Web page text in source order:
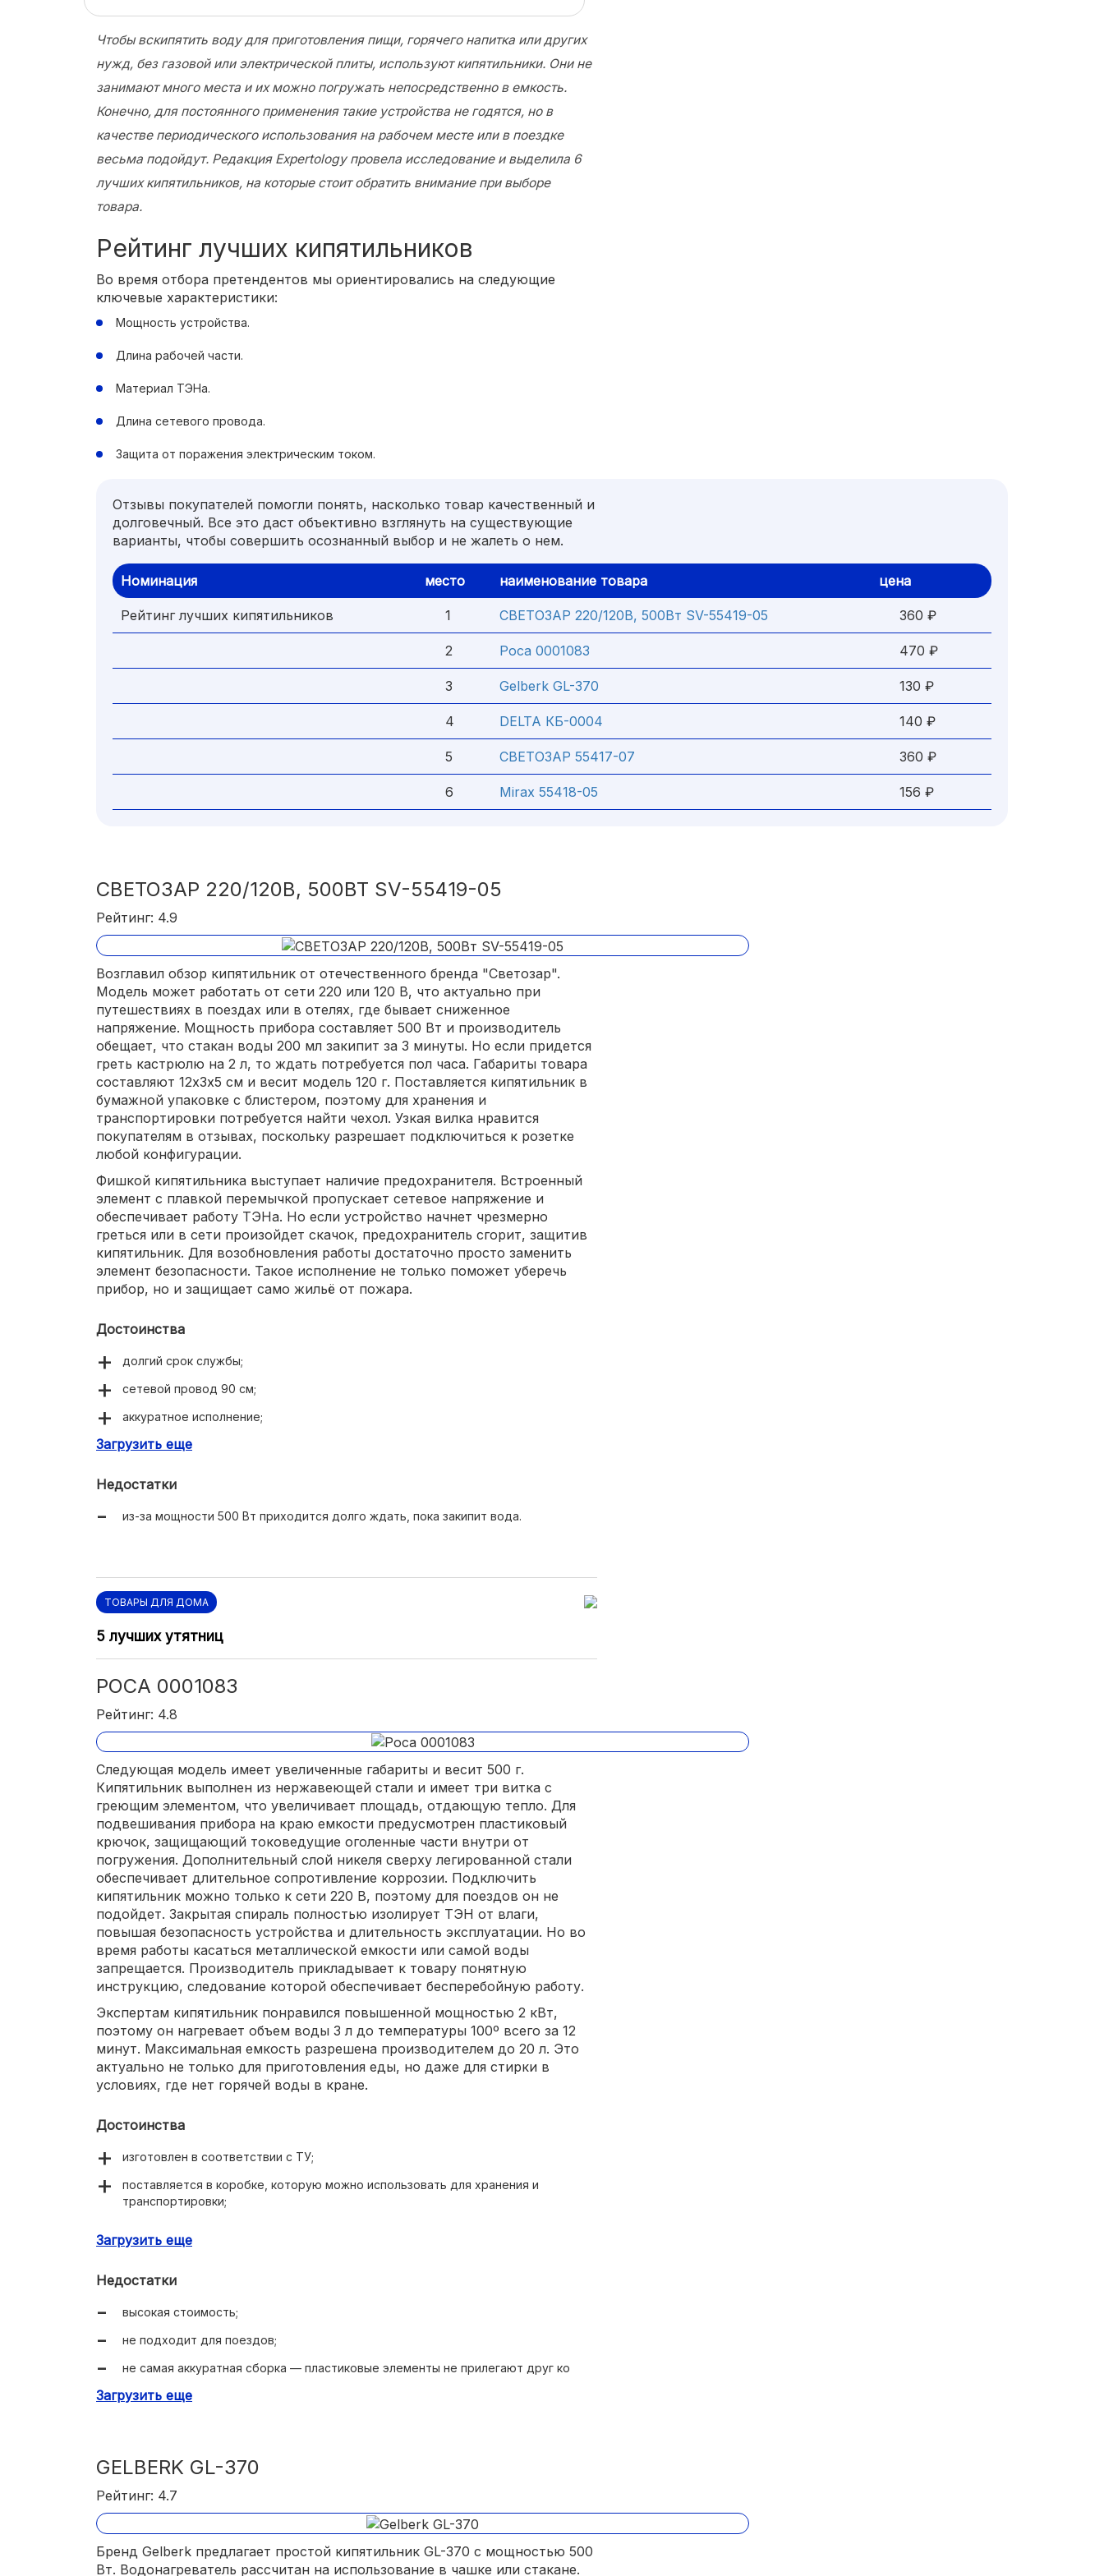
Чтобы вскипятить воду для приготовления пищи, горячего напитка или других
нужд, без газовой или электрической плиты, используют кипятильники. Они не
занимают много места и их можно погружать непосредственно в емкость.
Конечно, для постоянного применения такие устройства не годятся, но в
качестве периодического использования на рабочем месте или в поездке
весьма подойдут. Редакция Expertology провела исследование и выделила 6
лучших кипятильников, на которые стоит обратить внимание при выборе
товара.
Рейтинг лучших кипятильников
Во время отбора претендентов мы ориентировались на следующие
ключевые характеристики:
Мощность устройства.
Длина рабочей части.
Материал ТЭНа.
Длина сетевого провода.
Защита от поражения электрическим током.
Отзывы покупателей помогли понять, насколько товар качественный и
долговечный. Все это даст объективно взглянуть на существующие
варианты, чтобы совершить осознанный выбор и не жалеть о нем.
Номинация место наименование товара цена
Рейтинг лучших кипятильников 1 СВЕТОЗАР 220/120В, 500Вт SV-55419-05 360 ₽
2 Роса 0001083 470 ₽
3 Gelberk GL-370 130 ₽
4 DELTA КБ-0004 140 ₽
5 СВЕТОЗАР 55417-07 360 ₽
6 Mirax 55418-05 156 ₽
СВЕТОЗАР 220/120В, 500ВТ SV-55419-05
Рейтинг: 4.9
Возглавил обзор кипятильник от отечественного бренда "Светозар".
Модель может работать от сети 220 или 120 В, что актуально при
путешествиях в поездах или в отелях, где бывает сниженное
напряжение. Мощность прибора составляет 500 Вт и производитель
обещает, что стакан воды 200 мл закипит за 3 минуты. Но если придется
греть кастрюлю на 2 л, то ждать потребуется пол часа. Габариты товара
составляют 12х3х5 см и весит модель 120 г. Поставляется кипятильник в
бумажной упаковке с блистером, поэтому для хранения и
транспортировки потребуется найти чехол. Узкая вилка нравится
покупателям в отзывах, поскольку разрешает подключиться к розетке
любой конфигурации.
Фишкой кипятильника выступает наличие предохранителя. Встроенный
элемент с плавкой перемычкой пропускает сетевое напряжение и
обеспечивает работу ТЭНа. Но если устройство начнет чрезмерно
греться или в сети произойдет скачок, предохранитель сгорит, защитив
кипятильник. Для возобновления работы достаточно просто заменить
элемент безопасности. Такое исполнение не только поможет уберечь
прибор, но и защищает само жильё от пожара.
Достоинства
долгий срок службы;
сетевой провод 90 см;
аккуратное исполнение;
способен функционировать от напряжения 120 В;
Загрузить еще
Недостатки
из-за мощности 500 Вт приходится долго ждать, пока закипит вода.
ТОВАРЫ ДЛЯ ДОМА
5 лучших утятниц
РОСА 0001083
Рейтинг: 4.8
Следующая модель имеет увеличенные габариты и весит 500 г.
Кипятильник выполнен из нержавеющей стали и имеет три витка с
греющим элементом, что увеличивает площадь, отдающую тепло. Для
подвешивания прибора на краю емкости предусмотрен пластиковый
крючок, защищающий токоведущие оголенные части внутри от
погружения. Дополнительный слой никеля сверху легированной стали
обеспечивает длительное сопротивление коррозии. Подключить
кипятильник можно только к сети 220 В, поэтому для поездов он не
подойдет. Закрытая спираль полностью изолирует ТЭН от влаги,
повышая безопасность устройства и длительность эксплуатации. Но во
время работы касаться металлической емкости или самой воды
запрещается. Производитель прикладывает к товару понятную
инструкцию, следование которой обеспечивает бесперебойную работу.
Экспертам кипятильник понравился повышенной мощностью 2 кВт,
поэтому он нагревает объем воды 3 л до температуры 100º всего за 12
минут. Максимальная емкость разрешена производителем до 20 л. Это
актуально не только для приготовления еды, но даже для стирки в
условиях, где нет горячей воды в кране.
Достоинства
изготовлен в соответствии с ТУ;
поставляется в коробке, которую можно использовать для хранения и
транспортировки;
греет 3 л воды за 12 минут.
Загрузить еще
Недостатки
высокая стоимость;
не подходит для поездов;
не самая аккуратная сборка — пластиковые элементы не прилегают друг ко
Загрузить еще
GELBERK GL-370
Рейтинг: 4.7
Бренд Gelberk предлагает простой кипятильник GL-370 с мощностью 500
Вт. Водонагреватель рассчитан на использование в чашке или стакане.